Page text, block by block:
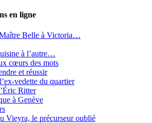
en ligne
Belle à Victoria…
à l’autre…
cœurs des mots
et réussir
vedette du quartier
Ritter
à Genève
Vieyra, le précurseur oublié